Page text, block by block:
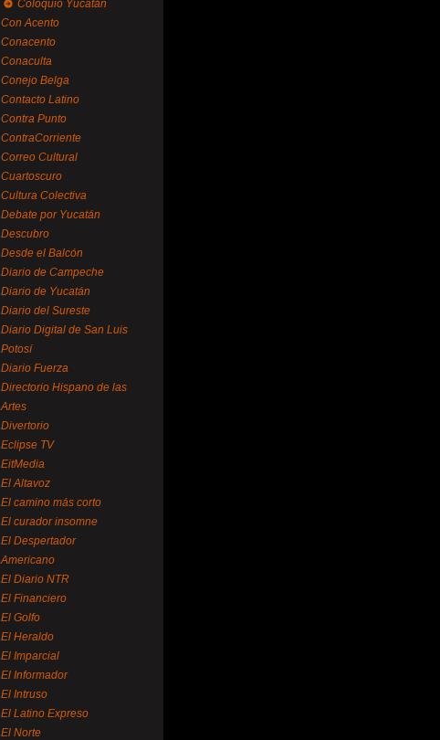
Coloquio Yucatán
Con Acento
Conacento
Conaculta
Conejo Belga
Contacto Latino
Contra Punto
ContraCorriente
Correo Cultural
Cuartoscuro
Cultura Colectiva
Debate por Yucatán
Descubro
Desde el Balcón
Diario de Campeche
Diario de Yucatán
Diario del Sureste
Diario Digital de San Luis
Potosí
Diario Fuerza
Directorio Hispano de las
Artes
Divertorio
Eclipse TV
EitMedia
El Altavoz
El camino más corto
El curador insomne
El Despertador
Americano
El Diario NTR
El Financiero
El Golfo
El Heraldo
El Imparcial
El Informador
El Intruso
El Latino Expreso
El Norte